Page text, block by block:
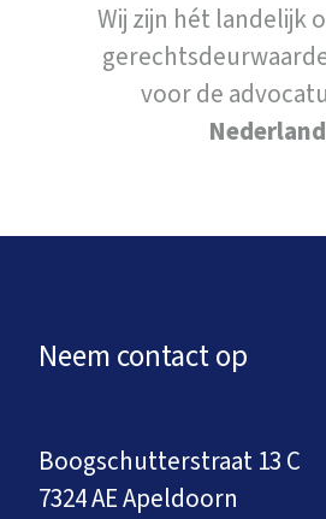
Wij zijn hét landelijk
voor de
Nederland
Neem contact op
Boogschutterstraat 13 C
7324 AE Apeldoorn